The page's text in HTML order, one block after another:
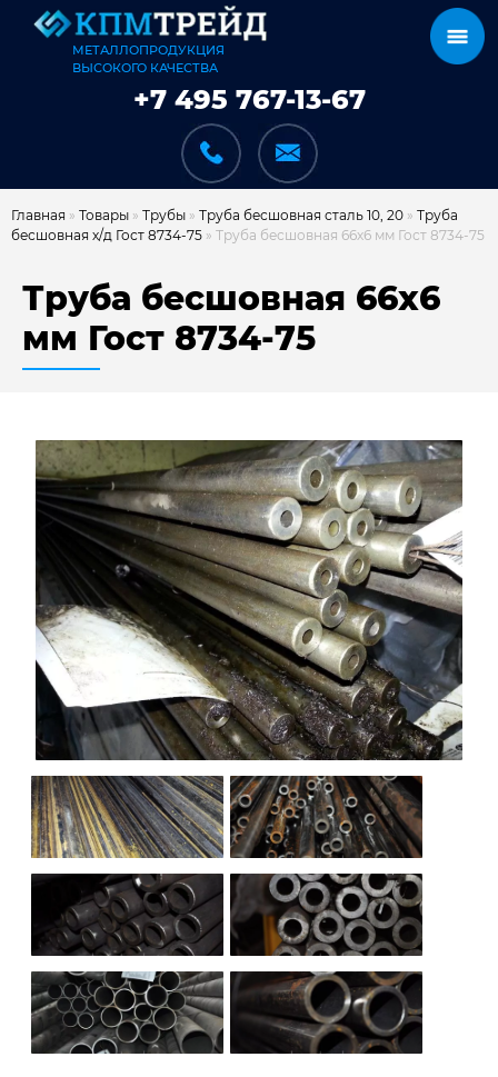
МЕТАЛЛОПРОДУКЦИЯ
ВЫСОКОГО КАЧЕСТВА
+7 495 767-13-67
КАТАЛОГ
КАК МЫ РАБОТАЕМ
ДОСТАВКА И ОПЛАТА
НАШИ ОБЪЕКТЫ
ОТЗЫВЫ
О НАС
БЛОГ
КОНТАКТЫ
Главная » Товары » Трубы » Труба бесшовная сталь 10, 20 » Труба
бесшовная х/д Гост 8734-75 » Труба бесшовная 66х6 мм Гост 8734-75
Труба бесшовная 66х6
мм Гост 8734-75